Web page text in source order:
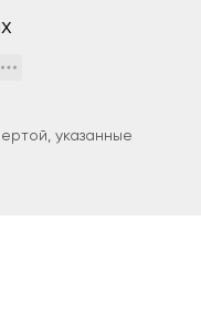
указанные